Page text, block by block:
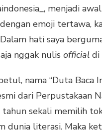
menjadi
emoji tertawa,
Dalam hati saya
nggak nulis official di
nama “Duta Baca
dari Perpustakaan
sekali memilih
dunia literasi. Maka